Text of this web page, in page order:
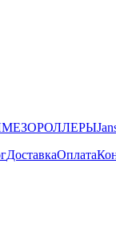
МЕЗОРОЛЛЕРЫ
ДоставкаОплата